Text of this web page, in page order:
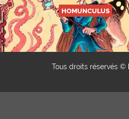
HOMUNCULUS
Tous droits réservés ©